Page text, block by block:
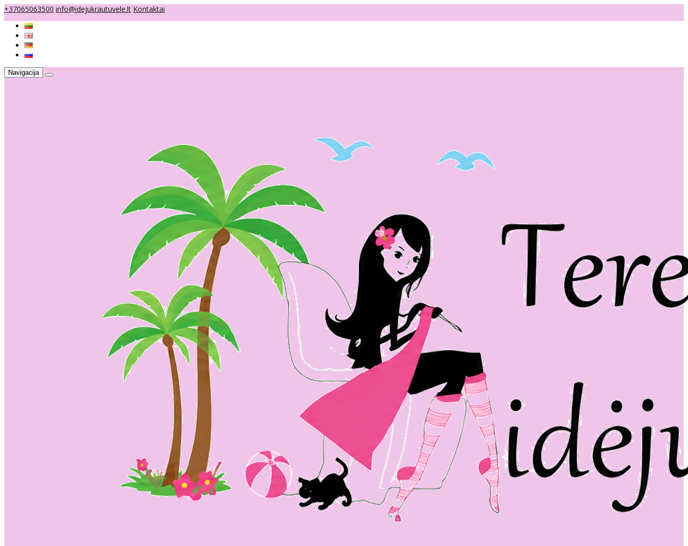
+37065063500 info@idejukrautuvele.lt Kontaktai
Navigacija